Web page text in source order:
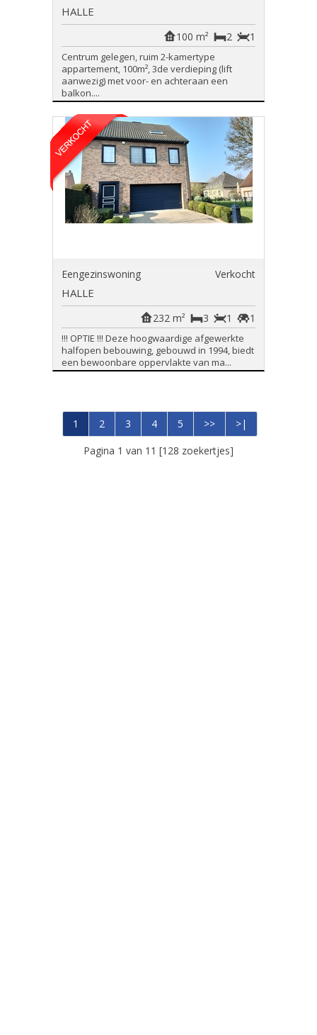
HALLE
1
2
100 m²
Centrum gelegen, ruim 2-kamertype
appartement, 100m², 3de verdieping (lift
aanwezig) met voor- en achteraan een
balkon....
Eengezinswoning Verkocht
HALLE
1
1
3
232 m²
!!! OPTIE !!! Deze hoogwaardige afgewerkte
halfopen bebouwing, gebouwd in 1994, biedt
een bewoonbare oppervlakte van ma...
1 2 3 4 5 >>
>|
Pagina 1 van 11 [128 zoekertjes]